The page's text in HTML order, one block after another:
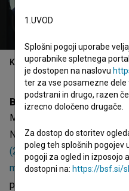
Kazalo
Biografija
Mitja Ličen je direktor
Najodmevnejši projekti, pri
(2017),Odrešitev za
moža? (2012). Prejel je 12
projektih
1.UVOD
Splošni pogoji uporabe
uporabnike spletnega
je dostopen na naslovu
ter za vse posamezne
podstrani in drugo, razen
izrecno določeno drugače.
Za dostop do storitev
poleg teh splošnih pogojev
pogoji za ogled in izposojo
dostopni na: https://bsf.si/